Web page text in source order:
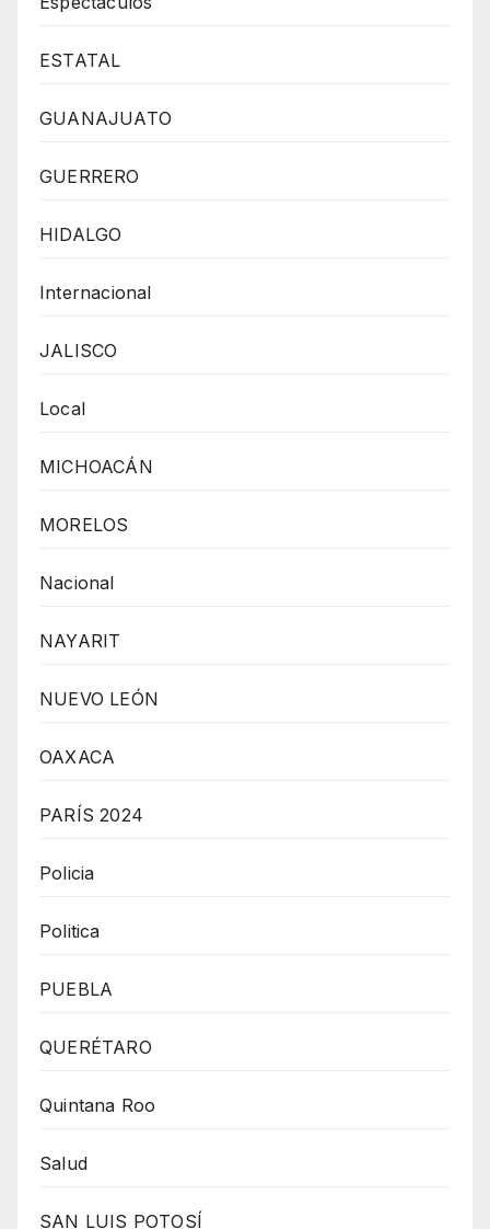
ESTATAL
GUANAJUATO
GUERRERO
HIDALGO
Internacional
JALISCO
Local
MICHOACÁN
MORELOS
Nacional
NAYARIT
NUEVO LEÓN
OAXACA
PARÍS 2024
Policia
Politica
PUEBLA
QUERÉTARO
Quintana Roo
Salud
SAN LUIS POTOSÍ